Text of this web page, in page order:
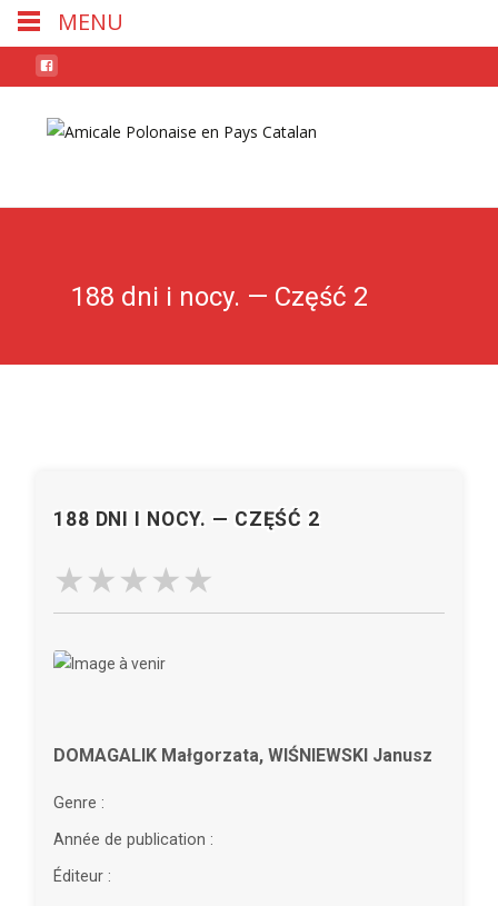
188 dni i nocy. — Część 2
188 DNI I NOCY. — CZĘŚĆ 2
DOMAGALIK Małgorzata, WIŚNIEWSKI Janusz
Genre :
Année de publication :
Éditeur :
MENU